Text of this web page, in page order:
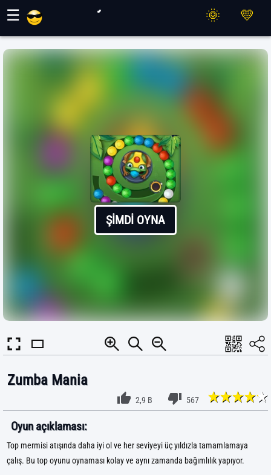
☰
ŞIMDI OYNA
Zumba Mania
2,9 B 567
Oyun açıklaması:
Top mermisi atışında daha iyi ol ve her seviyeyi üç yıldızla tamamlamaya
çalış. Bu top oyunu oynaması kolay ve aynı zamanda bağımlılık yapıyor.